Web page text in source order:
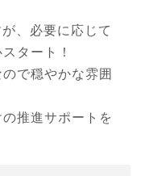
、必要に応じて
タート！
で穏やかな雰囲
推進サポートを